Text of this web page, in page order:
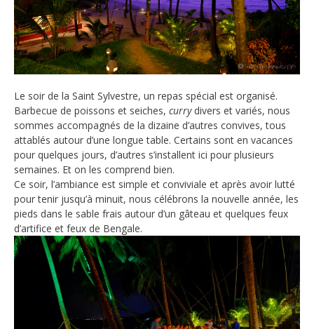
Le soir de la Saint Sylvestre, un repas spécial est organisé.
Barbecue de poissons et seiches, currydivers et variés, nous
sommes accompagnés de la dizaine d’autres convives, tous
attablés autour d’une longue table. Certains sont en vacances
pour quelques jours, d’autres s’installent ici pour plusieurs
semaines. Et on les comprend bien.
Ce soir, l’ambiance est simple et conviviale et après avoir lutté
pour tenir jusqu’à minuit, nous célébrons la nouvelle année, les
pieds dans le sable frais autour d’un gâteau et quelques feux
d’artifice et feux de Bengale.